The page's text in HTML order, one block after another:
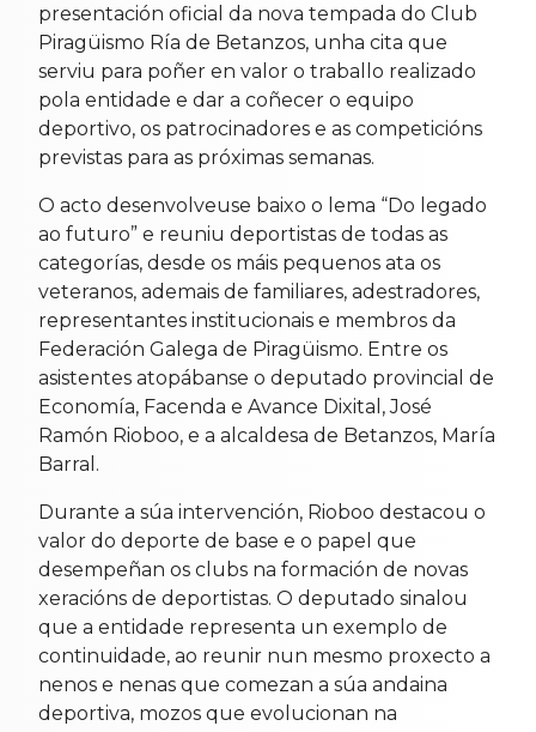
presentación oficial da nova tempada do Club
Piragüismo Ría de Betanzos, unha cita que
serviu para poñer en valor o traballo realizado
pola entidade e dar a coñecer o equipo
deportivo, os patrocinadores e as competicións
previstas para as próximas semanas.
O acto desenvolveuse baixo o lema “Do legado
ao futuro” e reuniu deportistas de todas as
categorías, desde os máis pequenos ata os
veteranos, ademais de familiares, adestradores,
representantes institucionais e membros da
Federación Galega de Piragüismo. Entre os
asistentes atopábanse o deputado provincial de
Economía, Facenda e Avance Dixital, José
Ramón Rioboo, e a alcaldesa de Betanzos, María
Barral.
Durante a súa intervención, Rioboo destacou o
valor do deporte de base e o papel que
desempeñan os clubs na formación de novas
xeracións de deportistas. O deputado sinalou
que a entidade representa un exemplo de
continuidade, ao reunir nun mesmo proxecto a
nenos e nenas que comezan a súa andaina
deportiva, mozos que evolucionan na